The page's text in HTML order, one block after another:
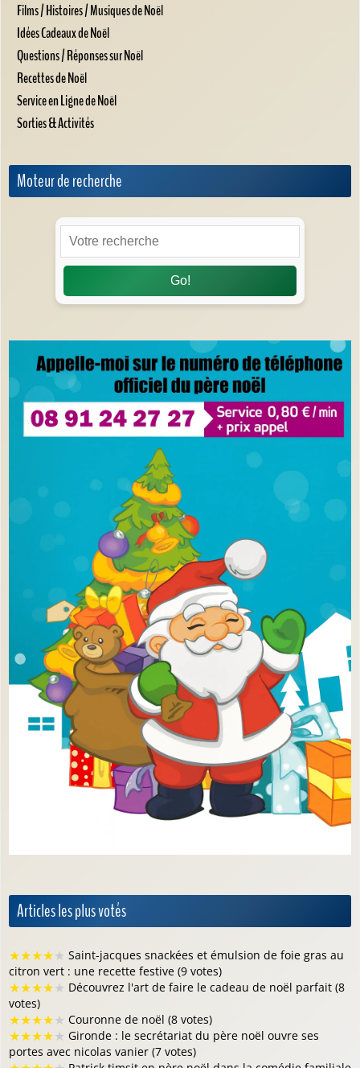
Films / Histoires / Musiques de Noël
Idées Cadeaux de Noël
Questions / Réponses sur Noël
Recettes de Noël
Service en Ligne de Noël
Sorties & Activités
Moteur de recherche
Go!
Articles les plus votés
★★★★★ Saint-jacques snackées et émulsion de foie gras au
citron vert : une recette festive (9 votes)
★★★★★ Découvrez l'art de faire le cadeau de noël parfait (8
votes)
★★★★★ Couronne de noël (8 votes)
★★★★★ Gironde : le secrétariat du père noël ouvre ses
portes avec nicolas vanier (7 votes)